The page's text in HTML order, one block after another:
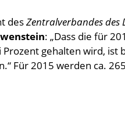
desZentralverbandes des
: „Dass die für
gehalten wird, ist
Für 2015 werden ca.